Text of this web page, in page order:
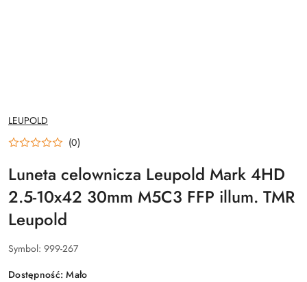
NAZWA
PRODUCENTA:
LEUPOLD
(0)
Luneta celownicza Leupold Mark 4HD
2.5-10x42 30mm M5C3 FFP illum. TMR
Leupold
Symbol: 999-267
Dostępność:Mało